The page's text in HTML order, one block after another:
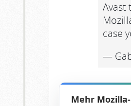
Avast
case
—
Mehr